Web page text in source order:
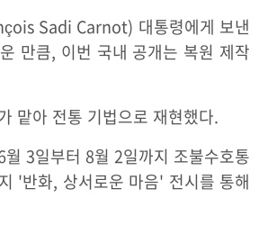
Sadi Carnot) 대통령에게 보낸
만큼, 이번 국내 공개는 복원 제작
맡아 전통 기법으로 재현했다.
3일부터 8월 2일까지 조불수호통
'반화, 상서로운 마음' 전시를 통해